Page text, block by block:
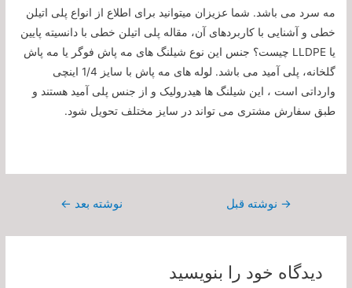
مه سرد می باشد. شما عزیزان میتوانید برای اطلاع از انواع پلی اتیلن
خطی و آشنایی با کاربردهای آن، مقاله پلی اتیلن خطی با دانسیته پایین
یا LLDPE چیست؟ جنس این نوع شیلنگ های مه پاش فوگر یا مه پاش
گلخانه، پلی آمید می باشد. لوله های مه پاش با سایز 1/4 اینچی
وارداتی است ، این شیلنگ ها هیدرولیک و از جنس پلی آمید هستند و
طبق سفارش مشتری می تواند در سایز مختلف تحویل شود.
راهبری
→ نوشته قبل نوشته بعد ←
دیدگاه‌ خود را بنویسید